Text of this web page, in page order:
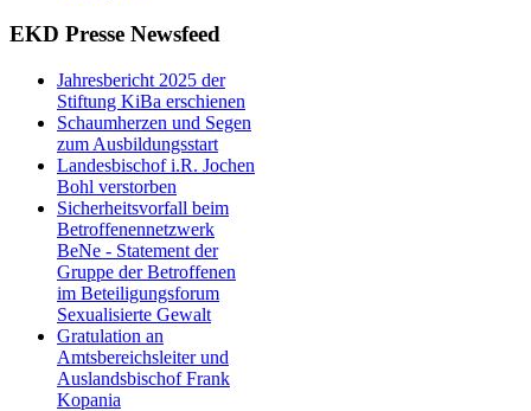
EKD Presse Newsfeed
Jahresbericht 2025 der
Stiftung KiBa erschienen
Schaumherzen und Segen
zum Ausbildungsstart
Landesbischof i.R. Jochen
Bohl verstorben
Sicherheitsvorfall beim
Betroffenennetzwerk
BeNe - Statement der
Gruppe der Betroffenen
im Beteiligungsforum
Sexualisierte Gewalt
Gratulation an
Amtsbereichsleiter und
Auslandsbischof Frank
Kopania